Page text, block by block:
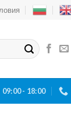
09:00 - 18:00